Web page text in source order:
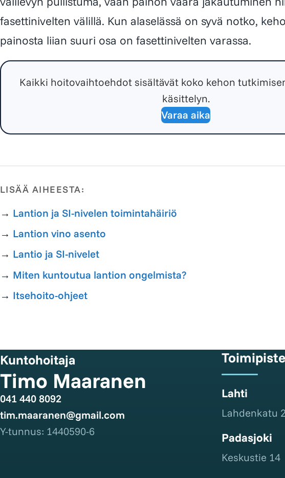
fasettinivelten välillä. Kun alaselässä on syvä notko,
painosta liian suuri osa on fasettinivelten varassa.
Kaikki hoitovaihtoehdot sisältävät koko kehon
käsittelyn.
Varaa aika
LISÄÄ AIHEESTA:
→ Lantion ja SI-nivelen toimintahäiriö
→ Lantion vino asento
→ Lantio ja SI-nivelet
→ Miten kuntoutua lantion ongelmista?
→ Itsehoito-ohjeet
Kuntohoitaja
Timo Maaranen
041 440 8092
tim.maaranen@gmail.com
Y-tunnus: 1440590-6
Lahti
Lahdenkatu
Padasjoki
Keskustie 14